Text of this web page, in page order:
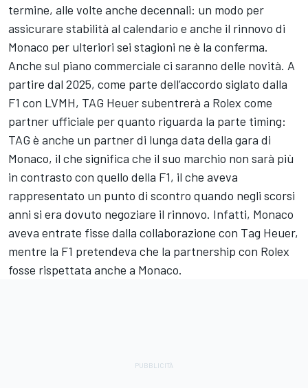
termine, alle volte anche decennali: un modo per
assicurare stabilità al calendario e anche il rinnovo di
Monaco per ulteriori sei stagioni ne è la conferma.
Anche sul piano commerciale ci saranno delle novità. A
partire dal 2025, come parte dell’accordo siglato dalla
F1 con LVMH, TAG Heuer subentrerà a Rolex come
partner ufficiale per quanto riguarda la parte timing:
TAG è anche un partner di lunga data della gara di
Monaco, il che significa che il suo marchio non sarà più
in contrasto con quello della F1, il che aveva
rappresentato un punto di scontro quando negli scorsi
anni si era dovuto negoziare il rinnovo. Infatti, Monaco
aveva entrate fisse dalla collaborazione con Tag Heuer,
mentre la F1 pretendeva che la partnership con Rolex
fosse rispettata anche a Monaco.